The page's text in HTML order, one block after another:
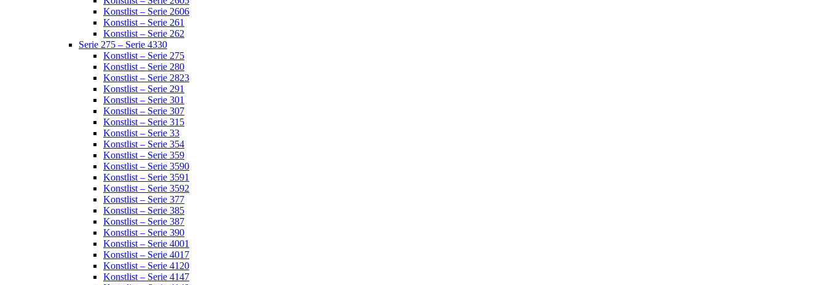
Konstlist – Serie 2606
Konstlist – Serie 261
Konstlist – Serie 262
Serie 275 – Serie 4330
Konstlist – Serie 275
Konstlist – Serie 280
Konstlist – Serie 2823
Konstlist – Serie 291
Konstlist – Serie 301
Konstlist – Serie 307
Konstlist – Serie 315
Konstlist – Serie 33
Konstlist – Serie 354
Konstlist – Serie 359
Konstlist – Serie 3590
Konstlist – Serie 3591
Konstlist – Serie 3592
Konstlist – Serie 377
Konstlist – Serie 385
Konstlist – Serie 387
Konstlist – Serie 390
Konstlist – Serie 4001
Konstlist – Serie 4017
Konstlist – Serie 4120
Konstlist – Serie 4147